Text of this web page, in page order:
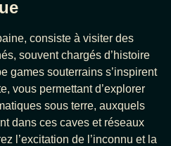
consiste à visiter des
souvent chargés d’histoire
games souterrains s’inspirent
vous permettant d’explorer
sous terre, auxquels
dans ces caves et réseaux
l’excitation de l’inconnu et la